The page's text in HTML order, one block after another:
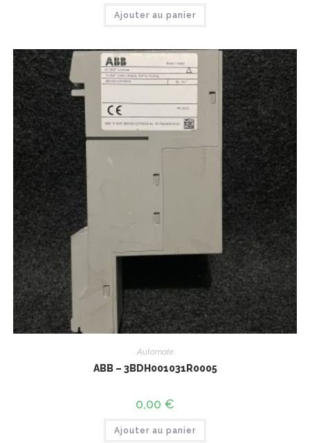
Ajouter au panier
Automate
ABB – 3BDH001031R0005
0,00 €
Ajouter au panier